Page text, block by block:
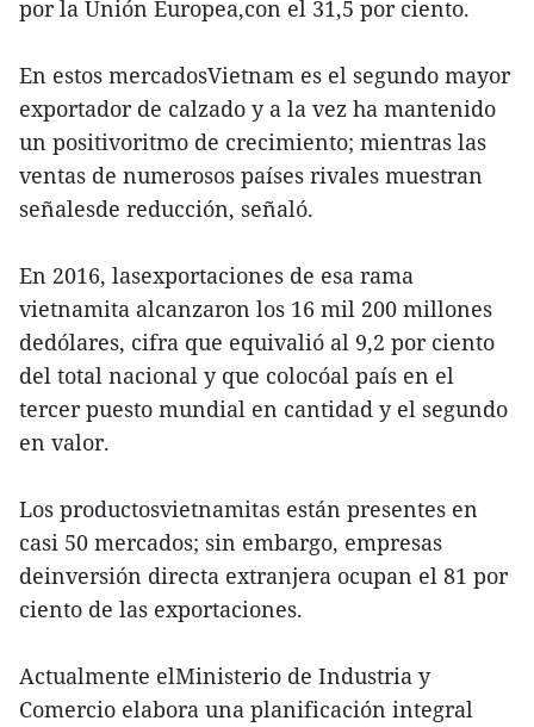
por la Unión Europea,con el 31,5 por ciento.
En estos mercadosVietnam es el segundo mayor
exportador de calzado y a la vez ha mantenido
un positivoritmo de crecimiento; mientras las
ventas de numerosos países rivales muestran
señalesde reducción, señaló.
En 2016, lasexportaciones de esa rama
vietnamita alcanzaron los 16 mil 200 millones
dedólares, cifra que equivalió al 9,2 por ciento
del total nacional y que colocóal país en el
tercer puesto mundial en cantidad y el segundo
en valor.
Los productosvietnamitas están presentes en
casi 50 mercados; sin embargo, empresas
deinversión directa extranjera ocupan el 81 por
ciento de las exportaciones.
Actualmente elMinisterio de Industria y
Comercio elabora una planificación integral